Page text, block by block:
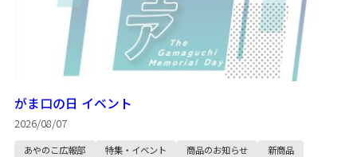
がま口の日 イベント
2026/08/07
あやのこ広報部 特集・イベント 商品のお知らせ
新商品